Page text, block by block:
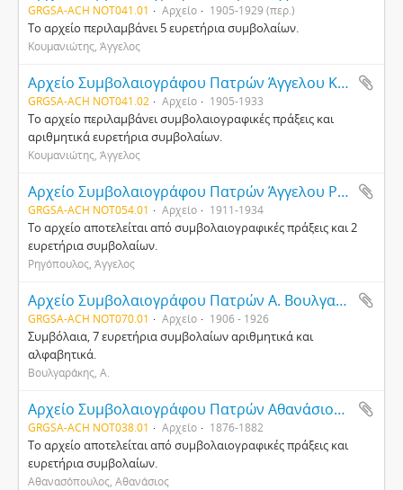
GRGSA-ACH NOT041.01 Αρχείο 1905-1929 (περ.)
Το αρχείο περιλαμβάνει 5 ευρετήρια συμβολαίων.
Κουμανιώτης, Άγγελος
Αρχείο Συμβολαιογράφου Πατρών Άγγελου Κουμανιώτη
GRGSA-ACH NOT041.02 Αρχείο 1905-1933
Το αρχείο περιλαμβάνει συμβολαιογραφικές πράξεις και
αριθμητικά ευρετήρια συμβολαίων.
Κουμανιώτης, Άγγελος
Αρχείο Συμβολαιογράφου Πατρών Άγγελου Ρηγόπουλου
GRGSA-ACH NOT054.01 Αρχείο 1911-1934
Το αρχείο αποτελείται από συμβολαιογραφικές πράξεις και 2
ευρετήρια συμβολαίων.
Ρηγόπουλος, Άγγελος
Αρχείο Συμβολαιογράφου Πατρών Α. Βουλγαράκη
GRGSA-ACH NOT070.01 Αρχείο 1906 - 1926
Συμβόλαια, 7 ευρετήρια συμβολαίων αριθμητικά και
αλφαβητικά.
Βουλγαράκης, Α.
Αρχείο Συμβολαιογράφου Πατρών Αθανάσιου Αθανασόπουλου
GRGSA-ACH NOT038.01 Αρχείο 1876-1882
Το αρχείο αποτελείται από συμβολαιογραφικές πράξεις και
ευρετήρια συμβολαίων.
Αθανασόπουλος, Αθανάσιος